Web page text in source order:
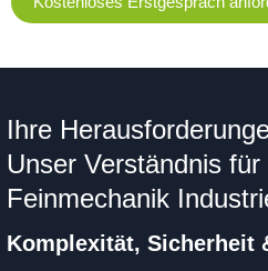
Ihre
Unser Verständnis
Feinmechanik
Komplexität, Sicherheit